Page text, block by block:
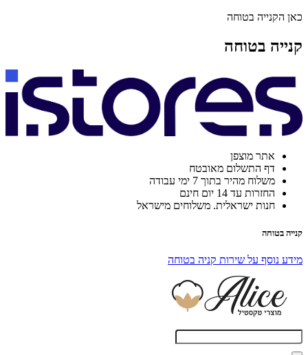
כאן הקנייה בטוחה
קנייה בטוחה
אתר מוצפן
דף התשלום מאובטח
משלוח מהיר בתוך 7 ימי עבודה
החזרות עד 14 יום חינם
חנות ישראלית. משלוחים מישראל
קנייה בטוחה
מידע נוסף על שירות קניה בטוחה